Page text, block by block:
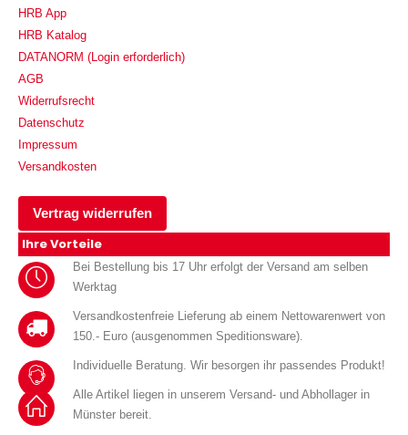
HRB App
HRB Katalog
DATANORM (Login erforderlich)
AGB
Widerrufsrecht
Datenschutz
Impressum
Versandkosten
Vertrag widerrufen
Ihre Vorteile
Bei Bestellung bis 17 Uhr erfolgt der Versand am selben
Werktag
Versandkostenfreie Lieferung ab einem Nettowarenwert von
150.- Euro (ausgenommen Speditionsware).
Individuelle Beratung. Wir besorgen ihr passendes Produkt!
Alle Artikel liegen in unserem Versand- und Abhollager in
Münster bereit.